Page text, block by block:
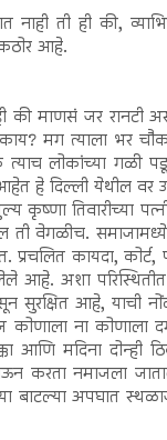
नाही ती ही की,
आहे.
माणसं जर रानटी
मग त्याला भर
लोकांच्या गळी
हे दिल्ली येथील
कृष्णा तिवारीच्या
वेगळीच.
कायदा, कोर्ट,
आहे. अशा
सुरक्षित आहे, याची
ना कोणाला
मदिना दोन्ही
करता नमाजला
बाटल्या अपघात